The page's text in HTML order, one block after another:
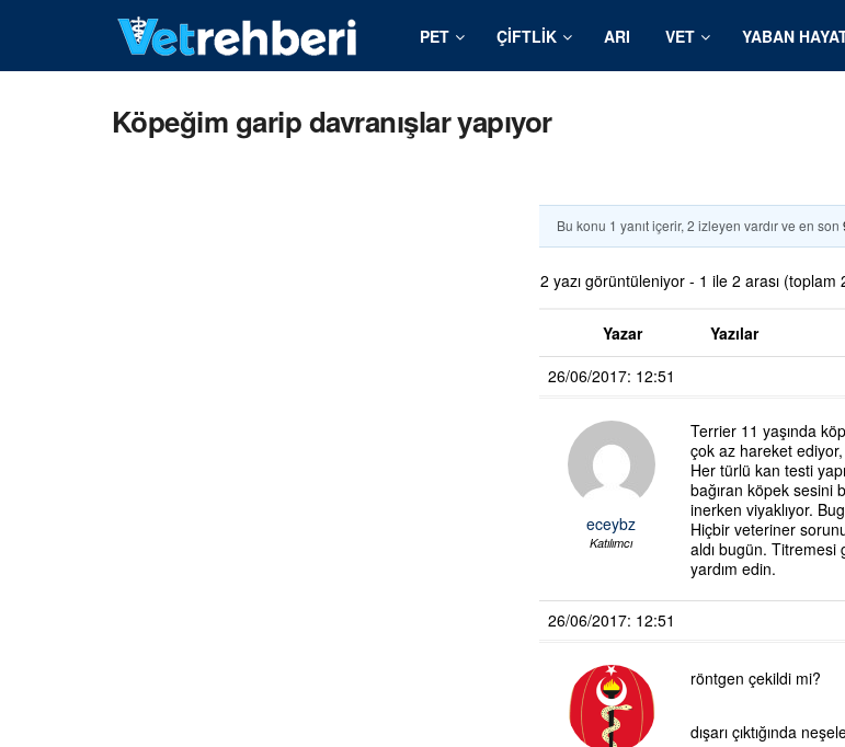
PET ÇIFTLIK ARI VET YABAN
Köpeğim garip davranışlar yapıyor
Bu konu 1 yanıt içerir, 2 izleyen vardır ve en son
2 yazı görüntüleniyor - 1 ile 2 arası (toplam
Yazar
Yazılar
26/06/2017: 12:51
eceybz
Katılımcı
Terrier 11 yaşında
çok az hareket
Her türlü kan testi
bağıran köpek sesini
inerken viyaklıyor.
Hiçbir veteriner
aldı bugün. Titremesi
yardım edin.
26/06/2017: 12:51
röntgen çekildi mi?
dışarı çıktığında